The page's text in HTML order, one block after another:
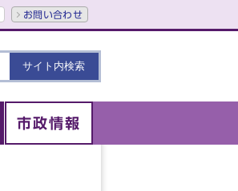
お問い合わせ
市政情報